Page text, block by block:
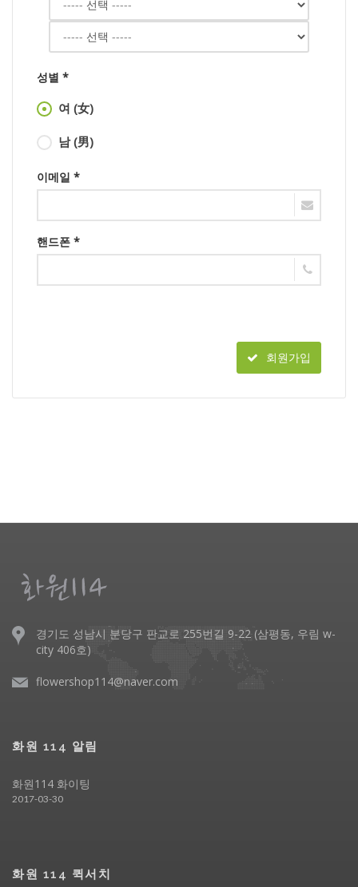
성별 *
여 (女)
남 (男)
이메일 *
핸드폰 *
회원가입
경기도 성남시 분당구 판교로 255번길 9-22 (삼평동, 우림 w-
city 406호)
flowershop114@naver.com
화원 114 알림
화원114 화이팅
2017-03-30
화원 114 퀵서치